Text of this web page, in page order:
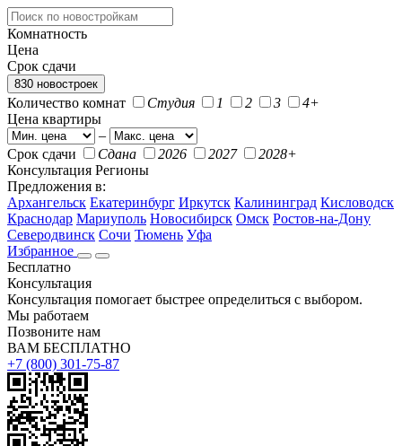
Комнатность
Цена
Срок сдачи
830 новостроек
Количество комнат Студия 1 2 3
4+
Цена квартиры
–
Срок сдачи
Сдана 2026 2027
2028+
Консультация Регионы
Предложения в:
Архангельск Екатеринбург Иркутск Калининград Кисловодск
Краснодар Мариуполь Новосибирск Омск Ростов-на-Дону
Северодвинск Сочи Тюмень Уфа
Избранное
Бесплатно
Консультация
Консультация помогает быстрее определиться с выбором.
Мы работаем
Позвоните нам
ВАМ БЕСПЛАТНО
+7 (800) 301-75-87